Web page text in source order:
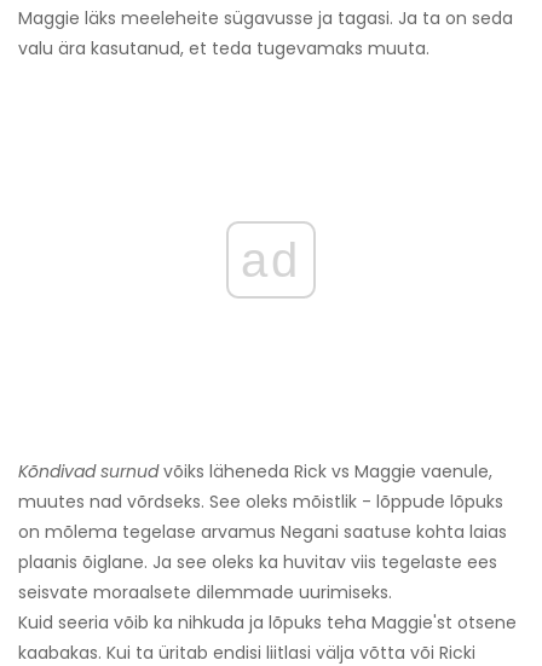
Maggie läks meeleheite sügavusse ja tagasi. Ja ta on seda
valu ära kasutanud, et teda tugevamaks muuta.
ad
Kõndivad surnudvõiks läheneda Rick vs Maggie vaenule,
muutes nad võrdseks. See oleks mõistlik - lõppude lõpuks
on mõlema tegelase arvamus Negani saatuse kohta laias
plaanis õiglane. Ja see oleks ka huvitav viis tegelaste ees
seisvate moraalsete dilemmade uurimiseks.
Kuid seeria võib ka nihkuda ja lõpuks teha Maggie'st otsene
kaabakas. Kui ta üritab endisi liitlasi välja võtta või Ricki